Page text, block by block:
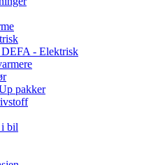
DEFA - Elektrisk
pakker
bil